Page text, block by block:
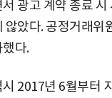
광고 계약 종료
않았다. 공정거래
다.
2017년 6월부터